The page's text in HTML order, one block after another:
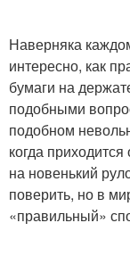
Наверняка
интересно, как
бумаги на
подобными
подобном
когда
на новенький
поверить, но в
«правильный»